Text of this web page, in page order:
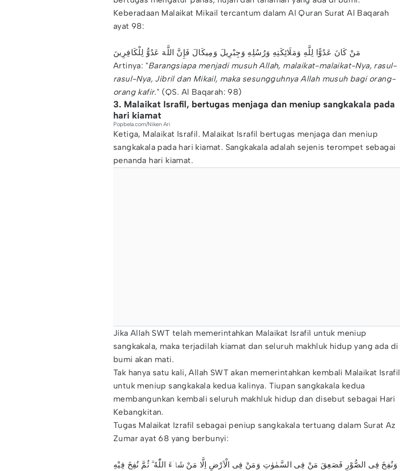
Keberadaan Malaikat Mikail tercantum dalam Al Quran Surat Al Baqarah
ayat 98:
مَنْ كَانَ عَدُوًّا لِلَّهِ وَمَلَائِكَتِهِ وَرُسُلِهِ وَجِبْرِيلَ وَمِيكَالَ فَإِنَّ اللَّهَ عَدُوٌّ لِلْكَافِرِينَ
Artinya: "Barangsiapa menjadi musuh Allah, malaikat-malaikat-Nya, rasul-
rasul-Nya, Jibril dan Mikail, maka sesungguhnya Allah musuh bagi orang-
orang kafir." (QS. Al Baqarah: 98)
3. Malaikat Israfil, bertugas menjaga dan meniup sangkakala pada
hari kiamat
Popbela.com/Niken Ari
Ketiga, Malaikat Israfil. Malaikat Israfil bertugas menjaga dan meniup
sangkakala pada hari kiamat. Sangkakala adalah sejenis terompet sebagai
penanda hari kiamat.
Jika Allah SWT telah memerintahkan Malaikat Israfil untuk meniup
sangkakala, maka terjadilah kiamat dan seluruh makhluk hidup yang ada di
bumi akan mati.
Tak hanya satu kali, Allah SWT akan memerintahkan kembali Malaikat Israfil
untuk meniup sangkakala kedua kalinya. Tiupan sangkakala kedua
membangunkan kembali seluruh makhluk hidup dan disebut sebagai Hari
Kebangkitan.
Tugas Malaikat Izrafil sebagai peniup sangkakala tertuang dalam Surat Az
Zumar ayat 68 yang berbunyi:
وَنُفِخَ فِى الصُّوْرِ فَصَعِقَ مَنْ فِى السَّمٰوٰتِ وَمَنْ فِى الْاَرْضِ اِلَّا مَنْ شَاۤءَ اللّٰهُ ۗ ثُمَّ نُفِخَ فِيْهِ